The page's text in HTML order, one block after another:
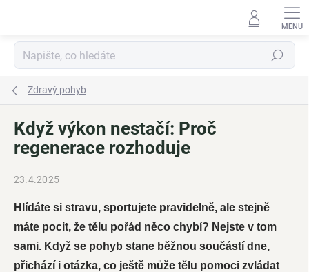
Hledat
Zdravý pohyb
Když výkon nestačí: Proč
regenerace rozhoduje
23.4.2025
Hlídáte si stravu, sportujete pravidelně, ale stejně
máte pocit, že tělu pořád něco chybí? Nejste v tom
sami. Když se pohyb stane běžnou součástí dne,
přichází i otázka, co ještě může tělu pomoci zvládat